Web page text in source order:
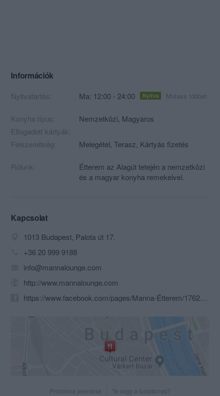
Információk
Nyitvatartás: Ma: 12:00 - 24:00 Nyitva Mutass többet
Konyha típus: Nemzetközi, Magyaros
Elfogadott kártyák:
Felszereltség:
Melegétel, Terasz, Kártyás fizetés
Rólunk:
Étterem az Alagút tetején a nemzetközi
és a magyar konyha remekeivel.
Kapcsolat
1013 Budapest, Palota út 17.
+36 20 999 9188
info@mannalounge.com
http://www.mannalounge.com
https://www.facebook.com/pages/Manna-Étterem/176210038779?id=176210038779&sk
Probléma jelentése Te vagy a tulajdonos?